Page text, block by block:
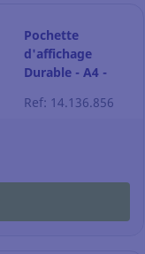
Pochette
d'affichage
Durable - A4 -
par 5
Ref: 14.136.856